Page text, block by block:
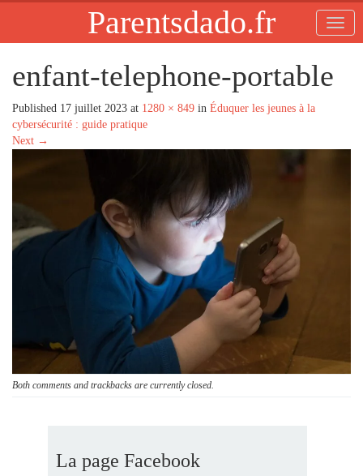
Parentsdado.fr
enfant-telephone-portable
Published 17 juillet 2023 at 1280 × 849 in Éduquer les jeunes à la
cybersécurité : guide pratique
Next →
Both comments and trackbacks are currently closed.
La page Facebook